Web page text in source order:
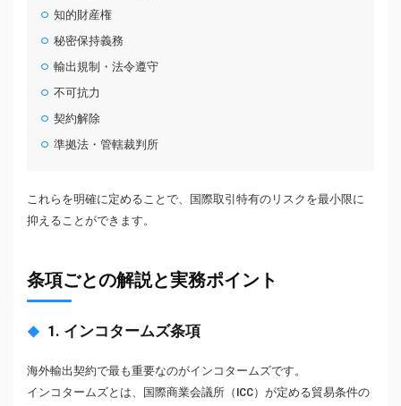
知的財産権
秘密保持義務
輸出規制・法令遵守
不可抗力
契約解除
準拠法・管轄裁判所
これらを明確に定めることで、国際取引特有のリスクを最小限に
抑えることができます。
条項ごとの解説と実務ポイント
1. インコタームズ条項
海外輸出契約で最も重要なのがインコタームズです。
インコタームズとは、国際商業会議所（ICC）が定める貿易条件の